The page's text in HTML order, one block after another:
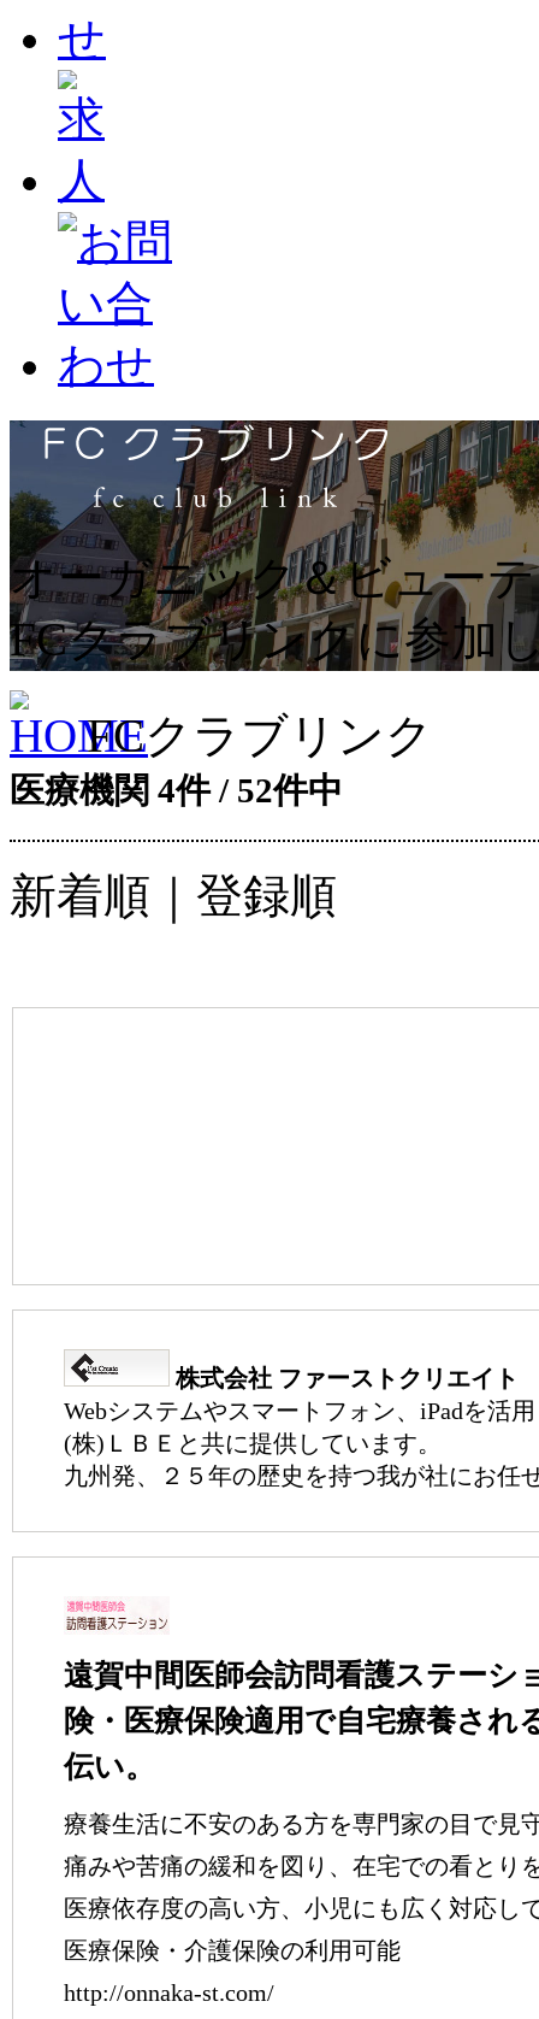
オーガニック＆ビューテ
FCクラブリンクに参加
FCクラブリンク
医療機関 4件 / 52件中
新着順 登録順
株式会社 ファーストクリエイト
Webシステムやスマートフォン、iPadを活
(株)ＬＢＥと共に提供しています。
九州発、２５年の歴史を持つ我が社にお任
遠賀中間医師会訪問看護ステーシ
険・医療保険適用で自宅療養され
伝い。
療養生活に不安のある方を専門家の目で見
痛みや苦痛の緩和を図り、在宅での看とり
医療依存度の高い方、小児にも広く対応し
医療保険・介護保険の利用可能
http://onnaka-st.com/